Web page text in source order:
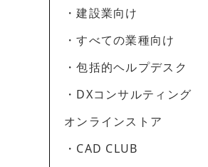
・建設業向け
・すべての業種向け
・包括的ヘルプデスク
・DXコンサルティング
オンラインストア
・CAD CLUB